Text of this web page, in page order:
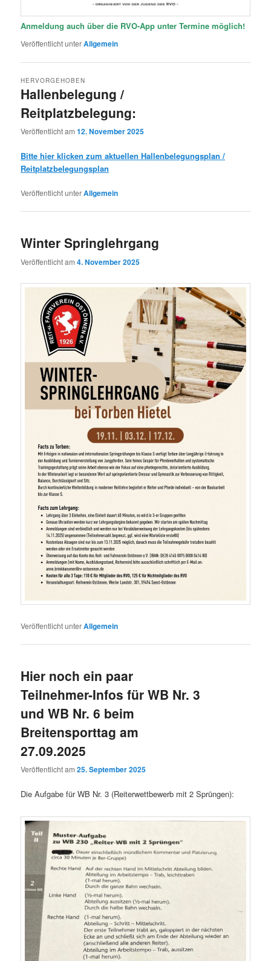
Anmeldung auch über die RVO-App unter Termine möglich!
Veröffentlicht unterAllgemein
Hallenbelegung /
Reitplatzbelegung:
HERVORGEHOBEN
Veröffentlicht am12. November 2025
Bitte hier klicken zum aktuellen Hallenbelegungsplan /
Reitplatzbelegungsplan
Veröffentlicht unterAllgemein
Winter Springlehrgang
Veröffentlicht am4. November 2025
Veröffentlicht unterAllgemein
Hier noch ein paar
Teilnehmer-Infos für WB Nr. 3
und WB Nr. 6 beim
Breitensporttag am
27.09.2025
Veröffentlicht am25. September 2025
Die Aufgabe für WB Nr. 3 (Reiterwettbewerb mit 2 Sprüngen):